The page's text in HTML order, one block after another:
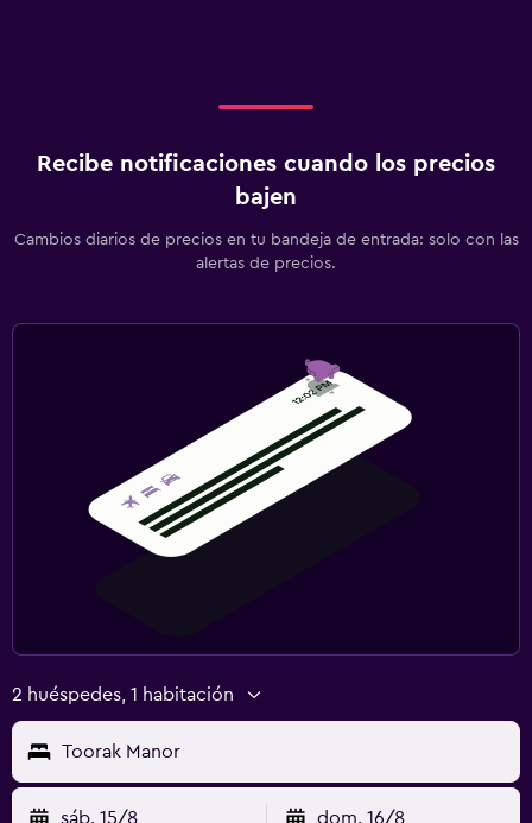
Recibe notificaciones cuando los precios
bajen
Cambios diarios de precios en tu bandeja de entrada: solo con las
alertas de precios.
2 huéspedes, 1 habitación
Toorak Manor
sáb. 15/8 dom. 16/8